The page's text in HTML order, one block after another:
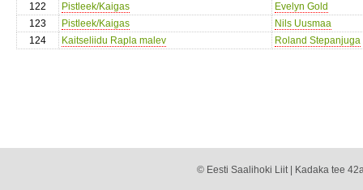
122
Pistleek/Kaigas
Evelyn Gold
123
Pistleek/Kaigas
Nils Uusmaa
124
Kaitseliidu Rapla malev Roland Stepanjuga
© Eesti Saalihoki Liit | Kadaka tee